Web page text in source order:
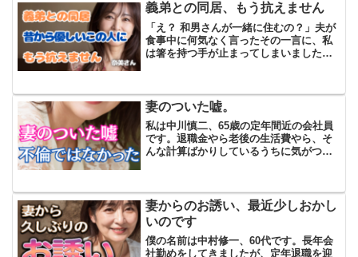
義弟との同居、もう抗えません
「え？ 和男さんが一緒に住むの？」夫が
食事中に何気なく言ったその一言に、私
は箸を持つ手が止まってしまいました。
限界だろ。家族なんだか...
妻のついた嘘。
私は中川慎二、65歳の定年間近の会社員
です。退職金やら老後の生活費やら、そ
んな計算ばかりしているうちに気がつけ
事にしてきたつもりでした。特に妻の美
和子とは、若い頃から苦...
妻からのお誘い、最近少しおかし
いのです
僕の名前は中村修一、60代です。長年会
社勤めをしてきましたが、定年退職を迎